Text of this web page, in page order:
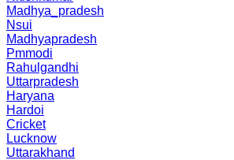
Madhya_pradesh
Nsui
Madhyapradesh
Pmmodi
Rahulgandhi
Uttarpradesh
Haryana
Hardoi
Cricket
Lucknow
Uttarakhand